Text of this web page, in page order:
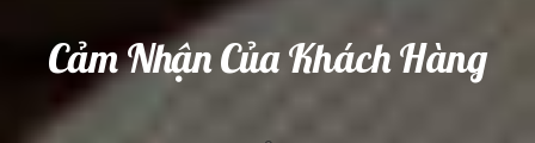
Cảm Nhận Của Khách Hàng